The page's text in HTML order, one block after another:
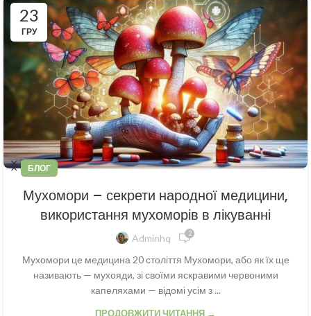
23
ГРУ
БЛОГ
Мухомори – секрети народної медицини,
використання мухоморів в лікуванні
Adminhq 2
Мухомори це медицина 20 століття Мухомори, або як їх ще
називають — мухояди, зі своїми яскравими червоними
капеляхами — відомі усім з ...
ПРОДОВЖИТИ ЧИТАННЯ →